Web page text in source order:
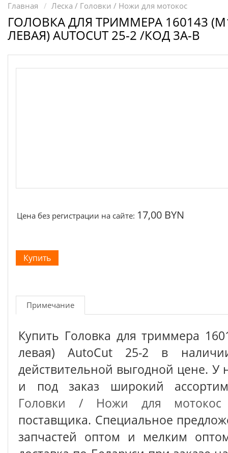
Якоря, статоры
Главная Леска / Головки / Ножи для мотокос
ГОЛОВКА ДЛЯ ТРИММЕРА 160143
ЛЕВАЯ) AUTOCUT 25-2 /КОД 3A-B
Цена без регистрации на сайте: 17,00 BYN
Примечание
Купить Головка для триммера
левая) AutoCut 25-2 в
действительной выгодной цене. У
и под заказ широкий
Головки / Ножи для мотокос
поставщика. Специальное
запчастей оптом и мелким